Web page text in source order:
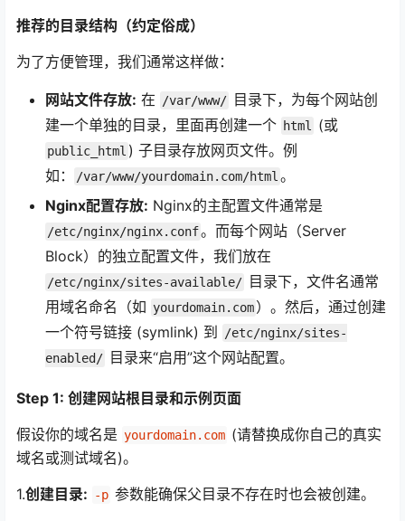
推荐的目录结构（约定俗成）
为了方便管理，我们通常这样做：
网站文件存放: 在 /var/www/ 目录下，为每个网站创
建一个单独的目录，里面再创建一个 html (或
public_html ) 子目录存放网页文件。例
如：
/var/www/yourdomain.com/html 。
Nginx配置存放: Nginx的主配置文件通常是
/etc/nginx/nginx.conf。而每个网站（Server
Block）的独立配置文件，我们放在
/etc/nginx/sites-available/ 目录下，文件名通常
用域名命名（如 yourdomain.com）。然后，通过创建
一个符号链接 (symlink) 到
/etc/nginx/sites-
enabled/ 目录来“启用”这个网站配置。
Step 1: 创建网站根目录和示例页面
假设你的域名是 yourdomain.com (请替换成你自己的真实
域名或测试域名)。
1.创建目录: -p 参数能确保父目录不存在时也会被创建。